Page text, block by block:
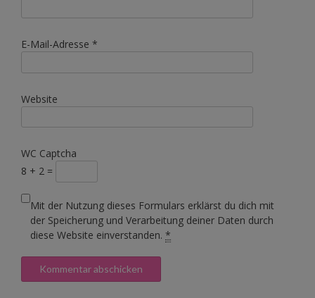
E-Mail-Adresse *
Website
WC Captcha
8 + 2 =
Mit der Nutzung dieses Formulars erklärst du dich mit
der Speicherung und Verarbeitung deiner Daten durch
diese Website einverstanden. *